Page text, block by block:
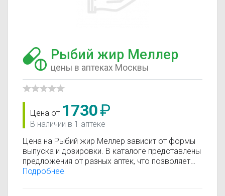
Рыбий жир Меллер
цены в аптеках Москвы
Цена от 1730₽
В наличии в 1 аптеке
Цена на Рыбий жир Меллер зависит от формы
выпуска и дозировки. В каталоге представлены
предложения от разных аптек, что позволяет
быстро найти, где купить Рыбий жир Меллер по
Подробнее